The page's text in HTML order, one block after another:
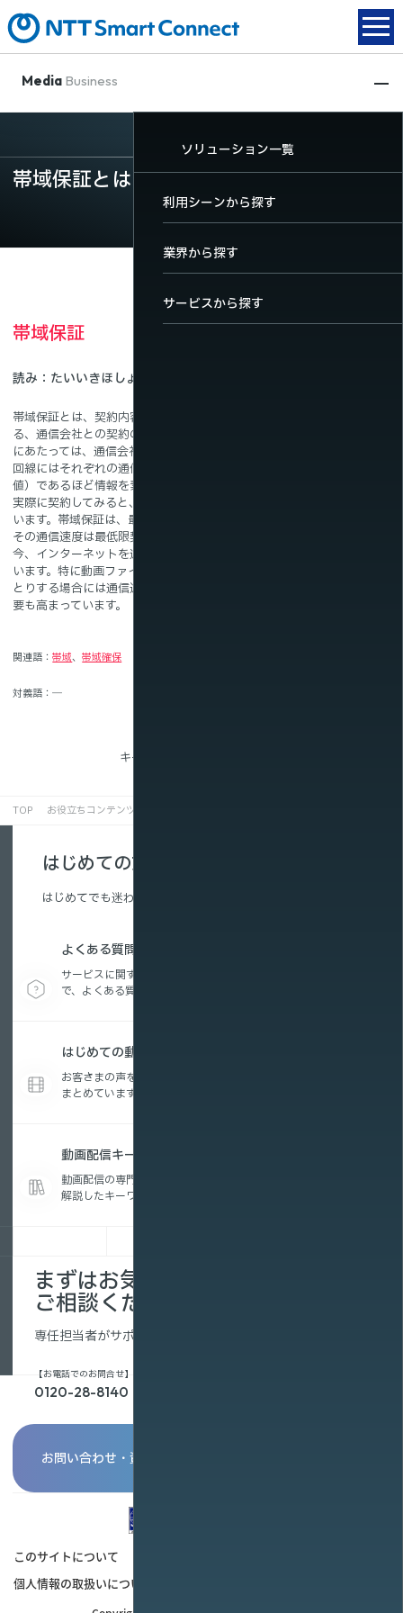
MediaBusiness
動画配信
動画配信
TOP
動画配信サービス一覧
料金・機能
XR関連
TOP
XRサービス一覧
放送DX
TOP
放送DXサービス一覧
ソリューション一覧
利用シーンから探す
業界から探す
サービスから探す
帯域保証とは
帯域保証
読み たいいきほしょう
帯域保証とは、契約内容にある最低限の通信速度の維持を保証す
る、通信会社との契約の事を指します。インターネットを利用する
にあたっては、通信会社と契約を結ぶ必要があります。その際、各
回線にはそれぞれの通信速度があり、一般的に速い数値（高い数
値）であるほど情報を素早くやりとりすることができます。ただ、
実際に契約してみると、通信速度が遅くなるという事態も起こって
います。帯域保証は、最低限の通信速度をあらかじめ決めておき、
その通信速度は最低限契約者に対して保証することを言います。昨
今、インターネットを通じて膨大な量の情報をやりとりが行われて
います。特に動画ファイルのようなデータ量の大きいデータをやり
とりする場合には通信速度の高さが重視されるため、帯域保証の需
要も高まっています。
関連語 帯域 帯域確保
対義語 ―
キーワード一覧に戻る
TOP お役立ちコンテンツ
はじめての方へ
はじめてでも迷わない、配信の基本を解説。
よくある質問
サービスに関する疑問から、動画配信の活用方法ま
で、よくある質問をまとめています。
はじめての動画配信コラム
お客さまの声を参考に編集したお役立ちコンテンツを
まとめています。
動画配信キーワード集
動画配信の専門用語を、初めての方にもわかりやすく
解説したキーワード集です。
まずはお気軽に
ご相談ください。
専任担当者がサポートします。
【お電話でのお問合せ】
0120-28-8140
お問い合わせ・資料請求
このサイトについて
個人情報の取扱いについて